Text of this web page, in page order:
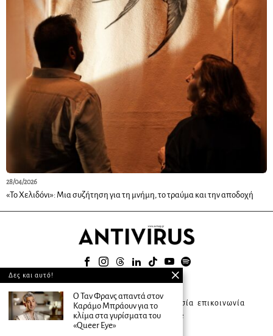
28/04/2026
«Το Χελιδόνι»: Μια συζήτηση για τη μνήμη, το τραύμα και την αποδοχή
© 2025
about ANTIVIRUS συνδρομητική υπηρεσία επικοινωνία
διαφήμιση terms of use
Δες και αυτό!
Ο Ταν Φρανς απαντά στον
Καράμο Μπράουν για το
κλίμα στα γυρίσματα του
«Queer Eye»